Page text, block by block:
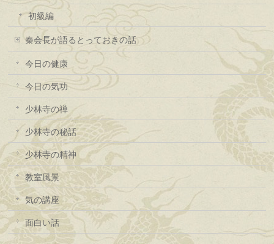
初級編
秦会長が語るとっておきの話
今日の健康
今日の気功
少林寺の禅
少林寺の秘話
少林寺の精神
教室風景
気の講座
面白い話